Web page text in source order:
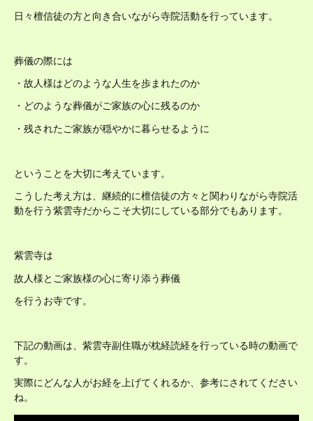
日々檀信徒の方と向き合いながら寺院活動を行っています。
葬儀の際には
・故人様はどのような人生を歩まれたのか
・どのような葬儀がご家族の心に残るのか
・残されたご家族が穏やかに暮らせるように
ということを大切に考えています。
こうした考え方は、継続的に檀信徒の方々と関わりながら寺院活
動を行う紫雲寺だからこそ大切にしている部分でもあります。
紫雲寺は
故人様とご家族様の心に寄り添う葬儀
を行うお寺です。
下記の動画は、紫雲寺副住職が枕経読経を行っている時の動画で
す。
実際にどんな人がお経を上げてくれるか、参考にされてください
ね。